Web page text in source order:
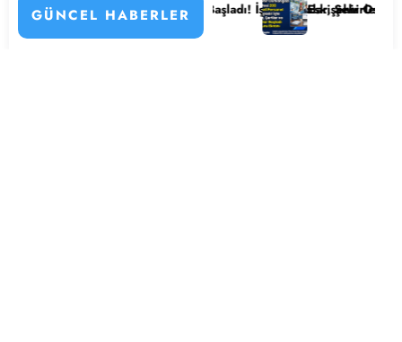
GÜNCEL HABERLER
Detayları
Hastanesi Personel Alımı Başladı! İşte Kadrolar, Şehirler ve
Eskişehir Osmangazi